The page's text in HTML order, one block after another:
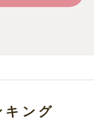
キング